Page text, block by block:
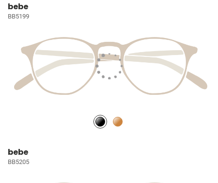
bebe
BB5199
bebe
BB5205